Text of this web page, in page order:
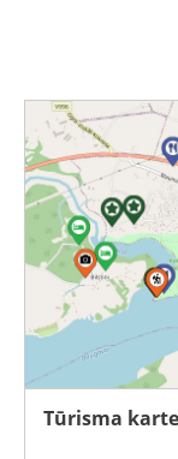
Tūrisma karte